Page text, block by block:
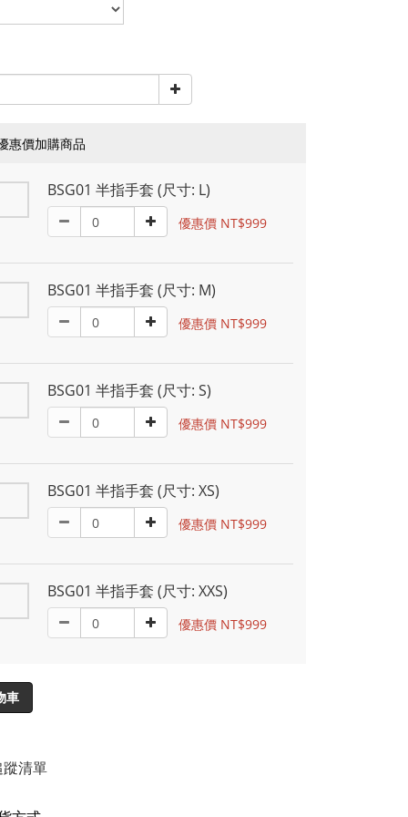
惠價加購商品
BSG01 半指手套 (尺寸: L)
優惠價 NT$999
BSG01 半指手套 (尺寸: M)
優惠價 NT$999
BSG01 半指手套 (尺寸: S)
優惠價 NT$999
BSG01 半指手套 (尺寸: XS)
優惠價 NT$999
BSG01 半指手套 (尺寸: XXS)
優惠價 NT$999
車
清單